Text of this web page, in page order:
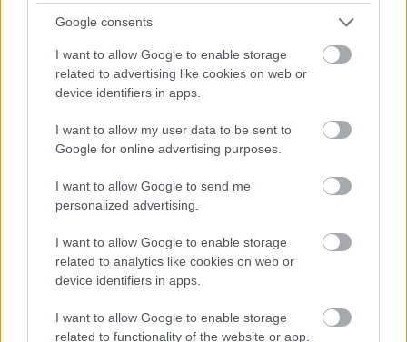
Google consents
I want to allow Google to enable storage
related to advertising like cookies on web or
device identifiers in apps.
I want to allow my user data to be sent to
Google for online advertising purposes.
I want to allow Google to send me
personalized advertising.
I want to allow Google to enable storage
related to analytics like cookies on web or
device identifiers in apps.
I want to allow Google to enable storage
related to functionality of the website or app.
Habcsók reneszánsz: Csokicsíkos
pavlova
•2015. január 18.
Pár harapás csak ez a pavlova, de micsoda pár
harapás! Ne felejtsd el, hogy miután összeállítottad,
gyorsan meg kell enni, különben a hab eláztatja a
roppanós habcsókot! Csokicsíkos pavlova (kb. 15
db) a habcsókhoz: 150 g étcsokoládé 3 tojásfehérje
150 g…
Olasz karácsonyi kalács: Panettone